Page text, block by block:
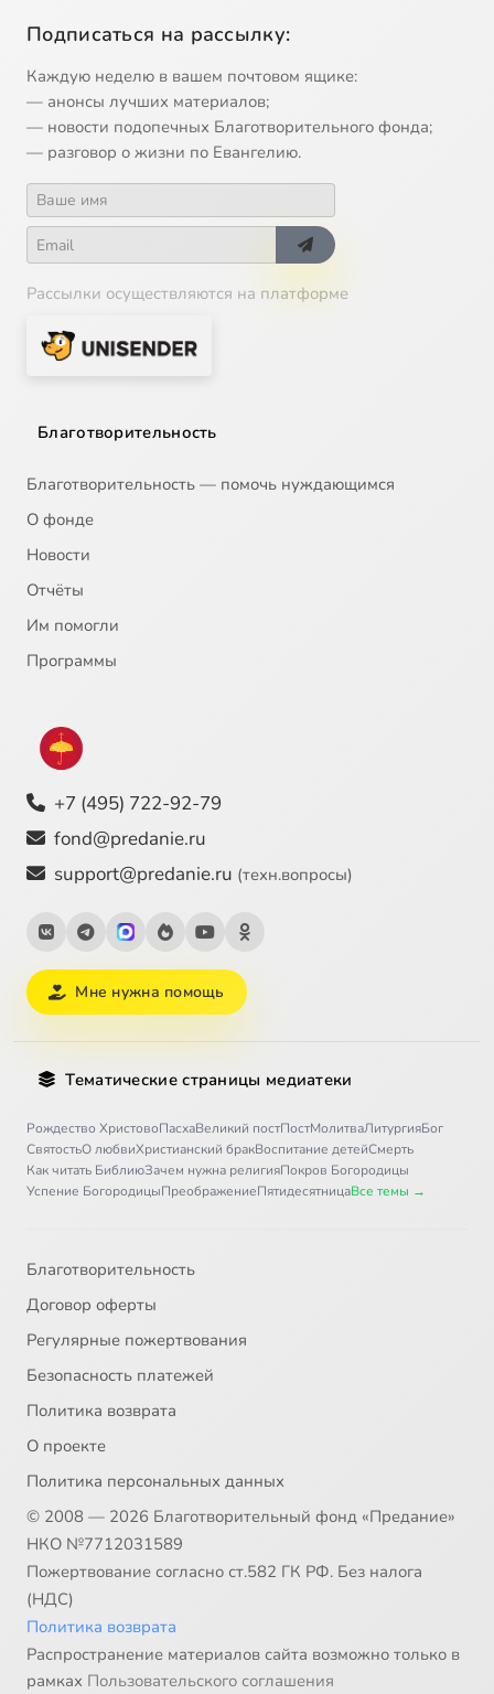
Подписаться на рассылку:
Каждую неделю в вашем почтовом ящике:
— анонсы лучших материалов;
— новости подопечных Благотворительного фонда;
— разговор о жизни по Евангелию.
Рассылки осуществляются на платформе
Благотворительность
Благотворительность — помочь нуждающимся
О фонде
Новости
Отчёты
Им помогли
Программы
+7 (495) 722-92-79
fond@predanie.ru
support@predanie.ru (техн.вопросы)
Мне нужна помощь
Тематические страницы медиатеки
Рождество ХристовоПасхаВеликий постПостМолитваЛитургияБог
СвятостьО любвиХристианский бракВоспитание детейСмерть
Как читать БиблиюЗачем нужна религияПокров Богородицы
Успение БогородицыПреображениеПятидесятницаВсе темы →
Благотворительность
Договор оферты
Регулярные пожертвования
Безопасность платежей
Политика возврата
О проекте
Политика персональных данных
© 2008 — 2026 Благотворительный фонд «Предание»
НКО №7712031589
Пожертвование согласно ст.582 ГК РФ. Без налога
(НДС)
Политика возврата
Распространение материалов сайта возможно только в
рамках Пользовательского соглашения